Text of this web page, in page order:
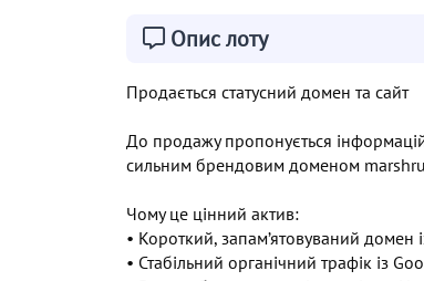
Опис лоту
Продається статусний домен та сайт
До продажу пропонується
сильним брендовим доменом
Чому це цінний актив:
• Короткий, запам’ятовуваний
• Стабільний органічний трафік із